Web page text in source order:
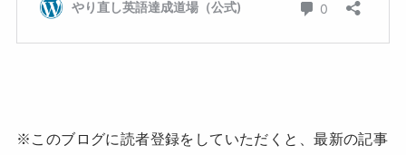
※このブログに読者登録をしていただくと、最新の記事